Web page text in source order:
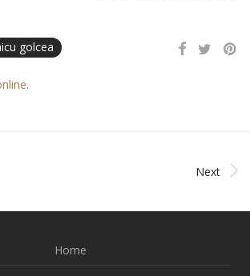
golcea
.
Next
Home